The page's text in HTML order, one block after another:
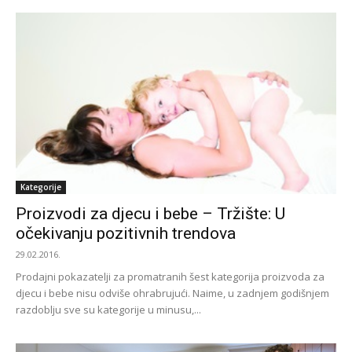
Kategorije
Proizvodi za djecu i bebe – Tržište: U
očekivanju pozitivnih trendova
29.02.2016.
Prodajni pokazatelji za promatranih šest kategorija proizvoda za
djecu i bebe nisu odviše ohrabrujući. Naime, u zadnjem godišnjem
razdoblju sve su kategorije u minusu,...